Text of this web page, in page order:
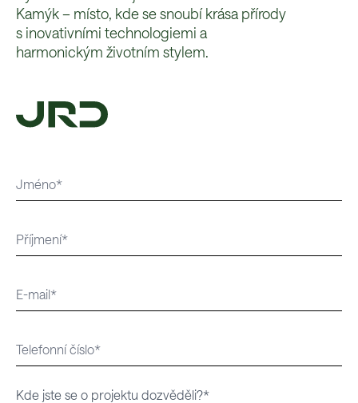
Kamýk – místo, kde se snoubí krása přírody
s inovativními technologiemi a
harmonickým životním stylem.
Kde jste se o projektu dozvěděli?*